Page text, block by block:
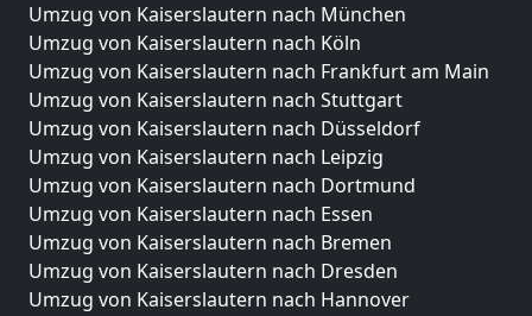
Umzug von Kaiserslautern nach München
Umzug von Kaiserslautern nach Köln
Umzug von Kaiserslautern nach Frankfurt am Main
Umzug von Kaiserslautern nach Stuttgart
Umzug von Kaiserslautern nach Düsseldorf
Umzug von Kaiserslautern nach Leipzig
Umzug von Kaiserslautern nach Dortmund
Umzug von Kaiserslautern nach Essen
Umzug von Kaiserslautern nach Bremen
Umzug von Kaiserslautern nach Dresden
Umzug von Kaiserslautern nach Hannover